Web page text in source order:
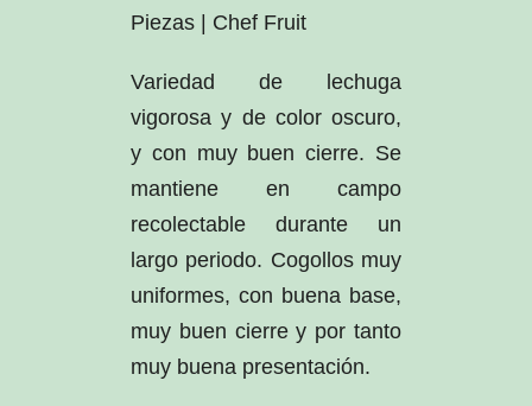
Piezas | Chef Fruit
Variedad de lechuga
vigorosa y de color oscuro,
y con muy buen cierre. Se
mantiene en campo
recolectable durante un
largo periodo. Cogollos muy
uniformes, con buena base,
muy buen cierre y por tanto
muy buena presentación.